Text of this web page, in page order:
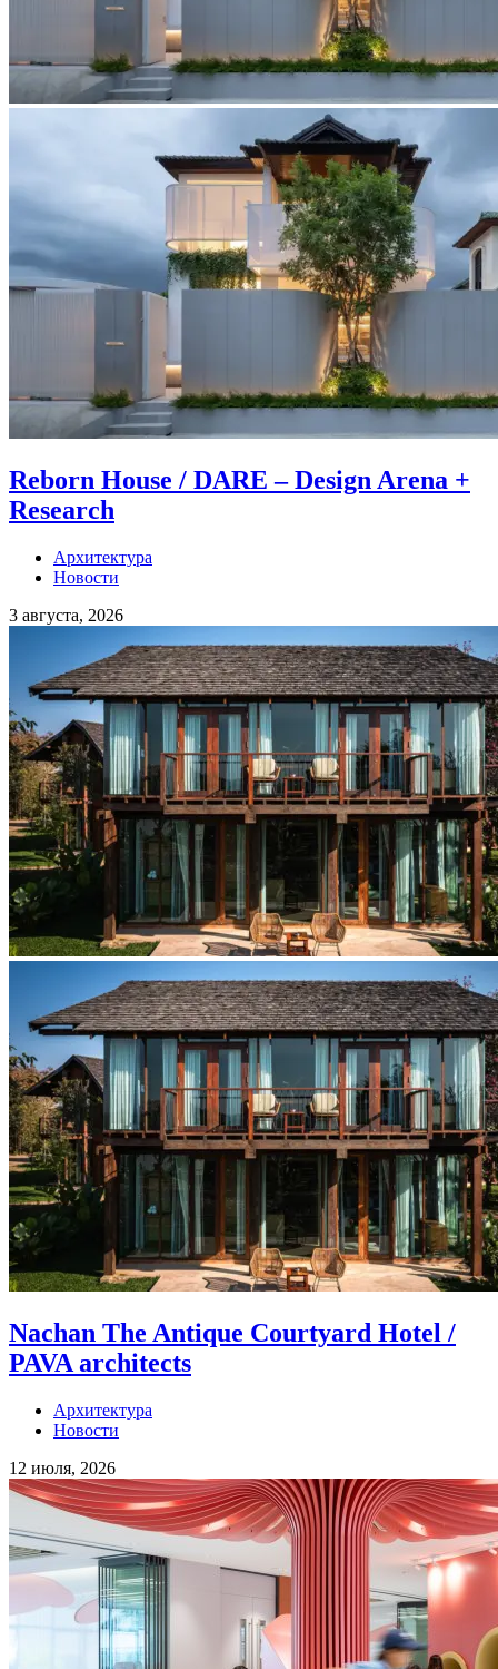
Reborn House / DARE – Design Arena +
Research
Архитектура
Новости
3 августа, 2026
Nachan The Antique Courtyard Hotel /
PAVA architects
Архитектура
Новости
12 июля, 2026